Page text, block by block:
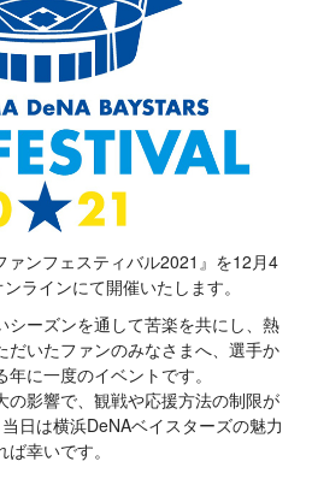
ァンフェスティバル2021』を12月4
ラインにて開催いたします。
シーズンを通して苦楽を共にし、熱
だいたファンのみなさまへ、選手か
に一度のイベントです。
の影響で、観戦や応援方法の制限が
日は横浜DeNAベイスターズの魅力
幸いです。